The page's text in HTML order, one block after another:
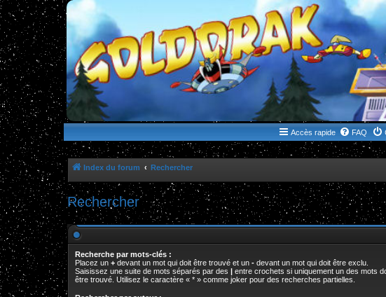
WWW.GOLDORAKGO.COM
le site de la Lune Rouge
Accès rapide FAQ
Index du forum Rechercher
Rechercher
Recherche par mots-clés :
Placez un + devant un mot qui doit être trouvé et un - devant un mot qui doit être exclu.
Saisissez une suite de mots séparés par des | entre crochets si uniquement un des mots
être trouvé. Utilisez le caractère « * » comme joker pour des recherches partielles.